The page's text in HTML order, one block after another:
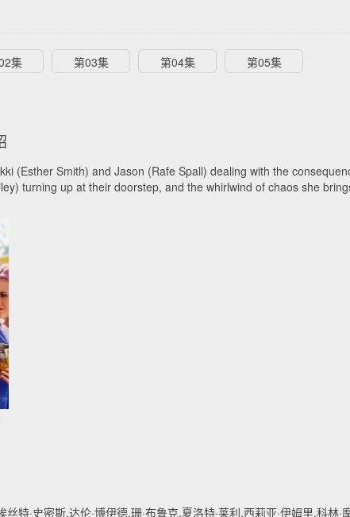
集 第03集 第04集 第05集
Smith) and Jason (Rafe Spall) dealing with the
turning up at their doorstep, and the whirlwind of chaos she
史密斯,达伦·博伊德,珊·布鲁克,夏洛特·莱利,西莉亚·伊姆里,科林·